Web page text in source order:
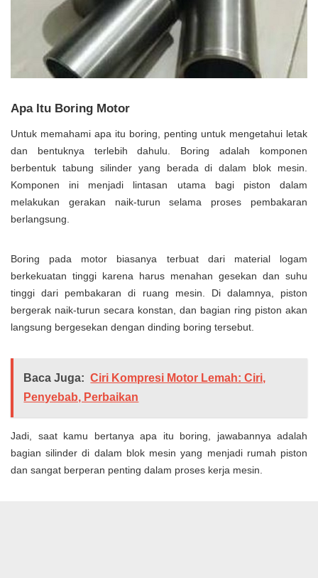
Apa Itu Boring Motor
Untuk memahami apa itu boring, penting untuk mengetahui letak
dan bentuknya terlebih dahulu. Boring adalah komponen
berbentuk tabung silinder yang berada di dalam blok mesin.
Komponen ini menjadi lintasan utama bagi piston dalam
melakukan gerakan naik-turun selama proses pembakaran
berlangsung.
Boring pada motor biasanya terbuat dari material logam
berkekuatan tinggi karena harus menahan gesekan dan suhu
tinggi dari pembakaran di ruang mesin. Di dalamnya, piston
bergerak naik-turun secara konstan, dan bagian ring piston akan
langsung bergesekan dengan dinding boring tersebut.
Baca Juga: Ciri Kompresi Motor Lemah: Ciri,
Penyebab, Perbaikan
Jadi, saat kamu bertanya apa itu boring, jawabannya adalah
bagian silinder di dalam blok mesin yang menjadi rumah piston
dan sangat berperan penting dalam proses kerja mesin.